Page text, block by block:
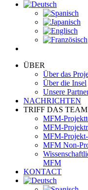
ÜBER
Über das
Über die Insel
Unsere
NACHRICHTEN
TRIFF DAS TEAM
MFM-
MFM-
MFM-Projekt-
MFM Non-
MFM
KONTACT